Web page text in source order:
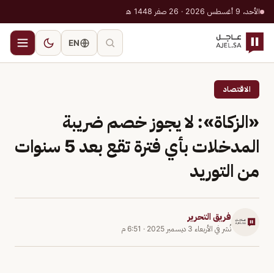
الأحد، 9 أغسطس 2026 · 26 صفر 1448 هـ
EN
الاقتصاد
«الزكاة»: لا يجوز خصم ضريبة
المدخلات بأي فترة تقع بعد 5 سنوات
من التوريد
فريق التحرير
نُشر في الأربعاء 3 ديسمبر 2025 · 6:51 م